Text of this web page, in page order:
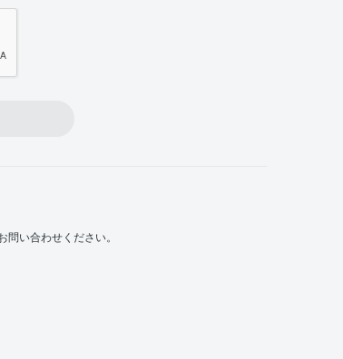
い合わせください。